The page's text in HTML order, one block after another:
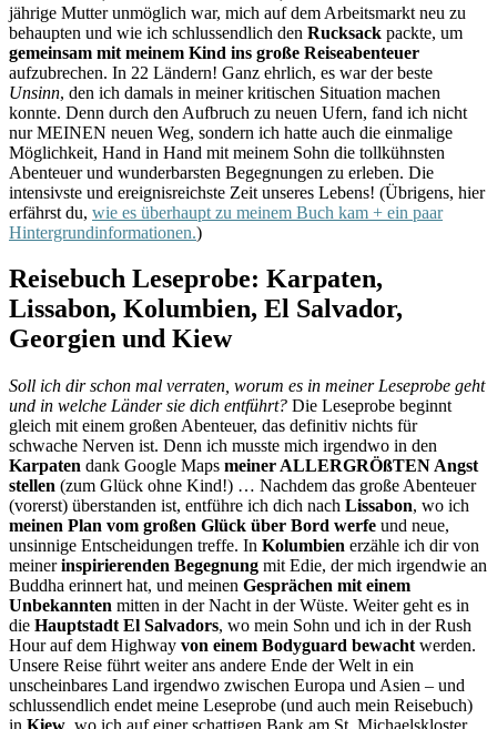
jährige Mutter unmöglich war, mich auf dem Arbeitsmarkt neu zu
behaupten und wie ich schlussendlich den Rucksack packte, um
gemeinsam mit meinem Kind ins große Reiseabenteuer
aufzubrechen. In 22 Ländern! Ganz ehrlich, es war der beste
Unsinn, den ich damals in meiner kritischen Situation machen
konnte. Denn durch den Aufbruch zu neuen Ufern, fand ich nicht
nur MEINEN neuen Weg, sondern ich hatte auch die einmalige
Möglichkeit, Hand in Hand mit meinem Sohn die tollkühnsten
Abenteuer und wunderbarsten Begegnungen zu erleben. Die
intensivste und ereignisreichste Zeit unseres Lebens! (Übrigens, hier
erfährst du, wie es überhaupt zu meinem Buch kam + ein paar
Hintergrundinformationen.)
Reisebuch Leseprobe: Karpaten,
Lissabon, Kolumbien, El Salvador,
Georgien und Kiew
Soll ich dir schon mal verraten, worum es in meiner Leseprobe geht
und in welche Länder sie dich entführt? Die Leseprobe beginnt
gleich mit einem großen Abenteuer, das definitiv nichts für
schwache Nerven ist. Denn ich musste mich irgendwo in den
Karpaten dank Google Maps meiner ALLERGRÖßTEN Angst
stellen (zum Glück ohne Kind!) … Nachdem das große Abenteuer
(vorerst) überstanden ist, entführe ich dich nach Lissabon, wo ich
meinen Plan vom großen Glück über Bord werfe und neue,
unsinnige Entscheidungen treffe. In Kolumbien erzähle ich dir von
meinerinspirierenden Begegnung mit Edie, der mich irgendwie an
Buddha erinnert hat, und meinen Gesprächen mit einem
Unbekannten mitten in der Nacht in der Wüste. Weiter geht es in
die Hauptstadt El Salvadors, wo mein Sohn und ich in der Rush
Hour auf dem Highway von einem Bodyguard bewacht werden.
Unsere Reise führt weiter ans andere Ende der Welt in ein
unscheinbares Land irgendwo zwischen Europa und Asien – und
schlussendlich endet meine Leseprobe (und auch mein Reisebuch)